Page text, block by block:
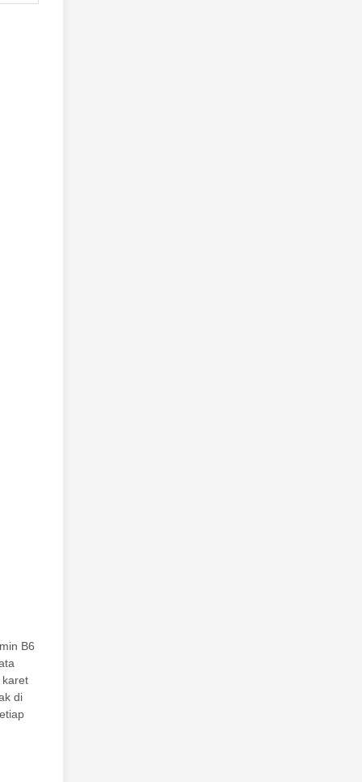
B6
karet
di